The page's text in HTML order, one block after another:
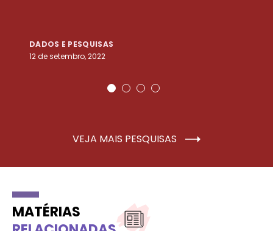
DADOS E PESQUISAS
12 de setembro, 2022
VEJA MAIS PESQUISAS
MATÉRIAS